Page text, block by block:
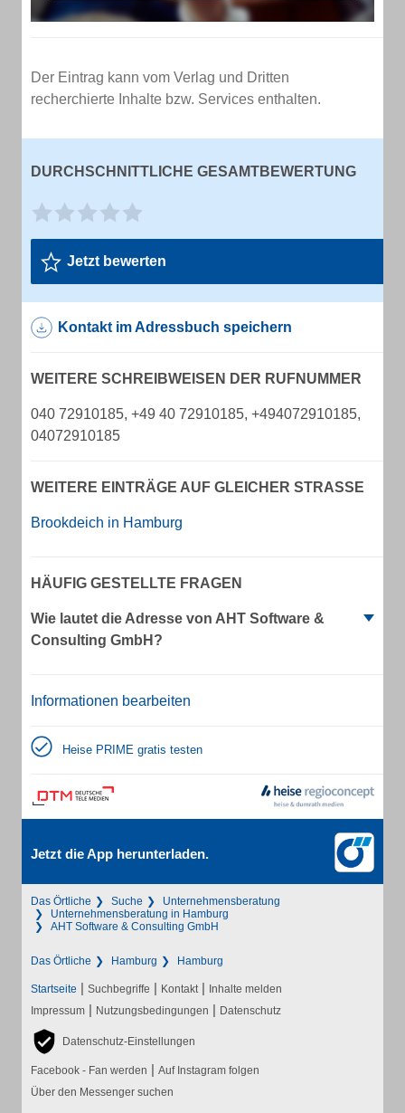
Der Eintrag kann vom Verlag und Dritten
recherchierte Inhalte bzw. Services enthalten.
DURCHSCHNITTLICHE GESAMTBEWERTUNG
Jetzt bewerten
Kontakt im Adressbuch speichern
WEITERE SCHREIBWEISEN DER RUFNUMMER
040 72910185, +49 40 72910185, +494072910185,
04072910185
WEITERE EINTRÄGE AUF GLEICHER STRASSE
Brookdeich in Hamburg
HÄUFIG GESTELLTE FRAGEN
Wie lautet die Adresse von AHT Software &
Consulting GmbH?
Informationen bearbeiten
Heise PRIME gratis testen
Jetzt die App herunterladen.
Das Örtliche Suche
Unternehmensberatung
Unternehmensberatung in Hamburg
AHT Software & Consulting GmbH
Das Örtliche Hamburg Hamburg
Startseite | Suchbegriffe | Kontakt | Inhalte melden
Impressum | Nutzungsbedingungen | Datenschutz
Datenschutz-Einstellungen
Facebook - Fan werden | Auf Instagram folgen
Über den Messenger suchen